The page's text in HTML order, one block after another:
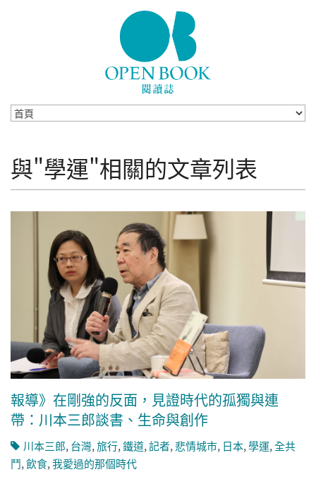
與"學運"相關的文章列表
報導》在剛強的反面，見證時代的孤獨與連
帶：川本三郎談書、生命與創作
川本三郎,台灣,旅行,鐵道,記者,悲情城市, 日本,學運,全共
鬥,飲食,我愛過的那個時代